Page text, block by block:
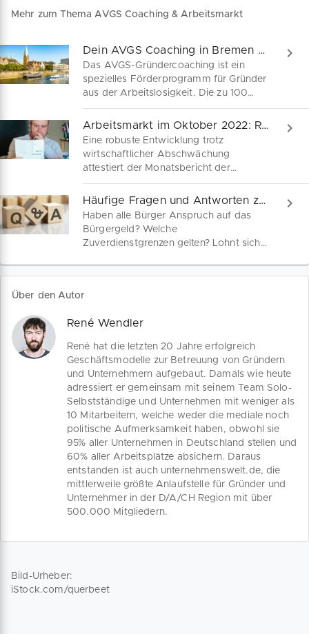
Mehr zum Thema AVGS Coaching & Arbeitsmarkt
Dein AVGS Coaching in Bremen beantragen
Das AVGS-Gründercoaching ist ein
spezielles Förderprogramm für Gründer
aus der Arbeitslosigkeit. Die zu 100
Prozent kostenfreie Gründerberatung
kannst du auch in Bremen beantragen.
Welche Voraussetzungen Interessenten
für den Aktivierungs- und
Vermittlungsgutschein erfüllen müssen,
Arbeitsmarkt im Oktober 2022: Robustheit schwankt
Eine robuste Entwicklung trotz
wirtschaftlicher Abschwächung
attestiert der Monatsbericht der
Agentur für Arbeit dem deutschen
Arbeitsmarkt. Anders die
Geschäftserwartungen der deutschen
Betriebe, welche laut DIHK-
Konjunkturumfrage „befürchten, dass
Überblick.
Häufige Fragen und Antworten zum neuen Bürgergeld
Haben alle Bürger Anspruch auf das
Bürgergeld? Welche
Zuverdienstgrenzen gelten? Lohnt sich
Über den Autor
René Wendler
René hat die letzten 20 Jahre erfolgreich
Geschäftsmodelle zur Betreuung von Gründern
und Unternehmern aufgebaut. Damals wie heute
adressiert er gemeinsam mit seinem Team Solo-
Selbstständige und Unternehmen mit weniger als
10 Mitarbeitern, welche weder die mediale noch
politische Aufmerksamkeit haben, obwohl sie
95% aller Unternehmen in Deutschland stellen und
60% aller Arbeitsplätze absichern. Daraus
entstanden ist auch unternehmenswelt.de, die
mittlerweile größte Anlaufstelle für Gründer und
Unternehmer in der D/A/CH Region mit über
500.000 Mitgliedern.
Bild-Urheber:
iStock.com/querbeet